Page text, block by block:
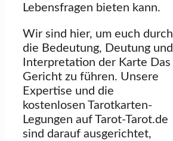
Lebensfragen bieten kann.
Wir sind hier, um euch durch
die Bedeutung, Deutung und
Interpretation der Karte Das
Gericht zu führen. Unsere
Expertise und die
kostenlosen Tarotkarten-
Legungen auf Tarot-Tarot.de
sind darauf ausgerichtet,